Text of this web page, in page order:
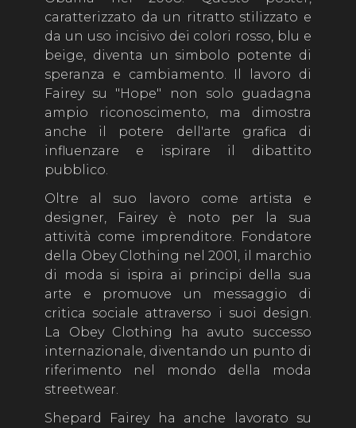
caratterizzato da un ritratto stilizzato e
da un uso incisivo dei colori rosso, blu e
beige, diventa un simbolo potente di
speranza e cambiamento. Il lavoro di
Fairey su "Hope" non solo guadagna
ampio riconoscimento, ma dimostra
anche il potere dell'arte grafica di
influenzare e ispirare il dibattito
pubblico.
Oltre al suo lavoro come artista e
designer, Fairey è noto per la sua
attività come imprenditore. Fondatore
della Obey Clothing nel 2001, il marchio
di moda si ispira ai principi della sua
arte e promuove un messaggio di
critica sociale attraverso i suoi design.
La Obey Clothing ha avuto successo
internazionale, diventando un punto di
riferimento nel mondo della moda
streetwear.
Shepard Fairey ha anche lavorato su